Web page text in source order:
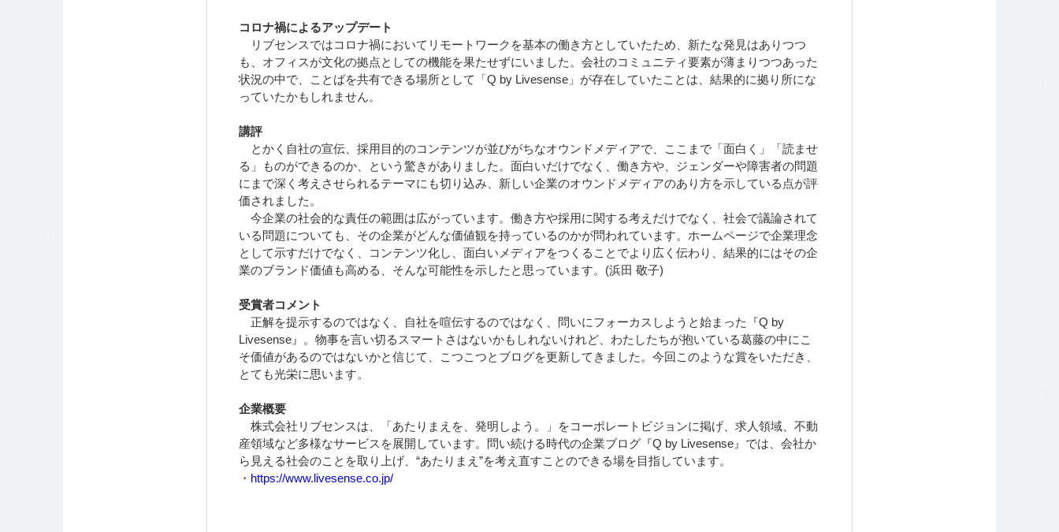
コロナ禍によるアップデート
リブセンスではコロナ禍においてリモートワークを基本の働き方としていたため、新たな発見はありつつ
も、オフィスが文化の拠点としての機能を果たせずにいました。会社のコミュニティ要素が薄まりつつあった
状況の中で、ことばを共有できる場所として「Q by Livesense」が存在していたことは、結果的に拠り所にな
っていたかもしれません。
講評
とかく自社の宣伝、採用目的のコンテンツが並びがちなオウンドメディアで、ここまで「面白く」「読ませ
る」ものができるのか、という驚きがありました。面白いだけでなく、働き方や、ジェンダーや障害者の問題
にまで深く考えさせられるテーマにも切り込み、新しい企業のオウンドメディアのあり方を示している点が評
価されました。
今企業の社会的な責任の範囲は広がっています。働き方や採用に関する考えだけでなく、社会で議論されて
いる問題についても、その企業がどんな価値観を持っているのかが問われています。ホームページで企業理念
として示すだけでなく、コンテンツ化し、面白いメディアをつくることでより広く伝わり、結果的にはその企
業のブランド価値も高める、そんな可能性を示したと思っています。(浜田 敬子)
受賞者コメント
正解を提示するのではなく、自社を喧伝するのではなく、問いにフォーカスしようと始まった『Q by
Livesense』。物事を言い切るスマートさはないかもしれないけれど、わたしたちが抱いている葛藤の中にこ
そ価値があるのではないかと信じて、こつこつとブログを更新してきました。今回このような賞をいただき、
とても光栄に思います。
企業概要
株式会社リブセンスは、「あたりまえを、発明しよう。」をコーポレートビジョンに掲げ、求人領域、不動
産領域など多様なサービスを展開しています。問い続ける時代の企業ブログ『Q by Livesense』では、会社か
ら見える社会のことを取り上げ、“あたりまえ”を考え直すことのできる場を目指しています。
・ https://www.livesense.co.jp/